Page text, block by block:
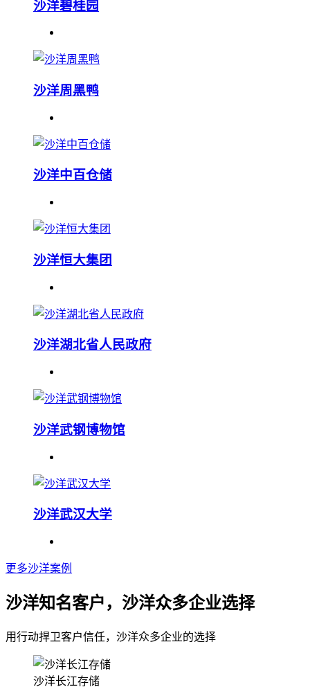
沙洋碧桂园
沙洋周黑鸭
沙洋中百仓储
沙洋恒大集团
沙洋湖北省人民政府
沙洋武钢博物馆
沙洋武汉大学
更多沙洋案例
沙洋知名客户，沙洋众多企业选择
用行动捍卫客户信任，沙洋众多企业的选择
沙洋长江存储